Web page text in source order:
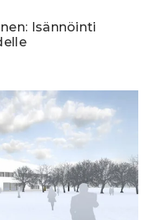
Isännöinti